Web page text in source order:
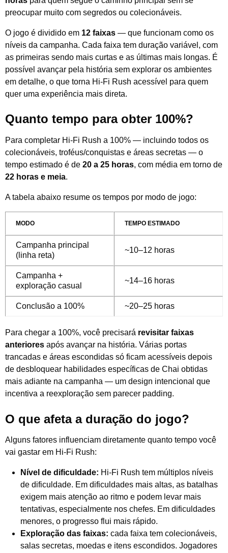
preocupar muito com segredos ou colecionáveis.
O jogo é dividido em 12 faixas — que funcionam como os
níveis da campanha. Cada faixa tem duração variável, com
as primeiras sendo mais curtas e as últimas mais longas. É
possível avançar pela história sem explorar os ambientes
em detalhe, o que torna Hi-Fi Rush acessível para quem
quer uma experiência mais direta.
Quanto tempo para obter 100%?
Para completar Hi-Fi Rush a 100% — incluindo todos os
colecionáveis, troféus/conquistas e áreas secretas — o
tempo estimado é de 20 a 25 horas, com média em torno de
22 horas e meia.
A tabela abaixo resume os tempos por modo de jogo:
MODO TEMPO ESTIMADO
Campanha principal
(linha reta)
~10–12 horas
Campanha +
exploração casual
~14–16 horas
Conclusão a 100% ~20–25 horas
Para chegar a 100%, você precisará revisitar faixas
anteriores após avançar na história. Várias portas
trancadas e áreas escondidas só ficam acessíveis depois
de desbloquear habilidades específicas de Chai obtidas
mais adiante na campanha — um design intencional que
incentiva a reexploração sem parecer padding.
O que afeta a duração do jogo?
Alguns fatores influenciam diretamente quanto tempo você
vai gastar em Hi-Fi Rush:
Nível de dificuldade: Hi-Fi Rush tem múltiplos níveis
de dificuldade. Em dificuldades mais altas, as batalhas
exigem mais atenção ao ritmo e podem levar mais
tentativas, especialmente nos chefes. Em dificuldades
menores, o progresso flui mais rápido.
Exploração das faixas: cada faixa tem colecionáveis,
salas secretas, moedas e itens escondidos. Jogadores